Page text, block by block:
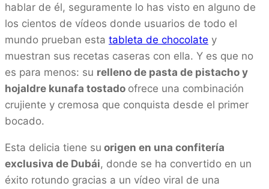
hablar de él, seguramente lo has visto en alguno de
los cientos de vídeos donde usuarios de todo el
mundo prueban esta tableta de chocolate y
muestran sus recetas caseras con ella. Y es que no
es para menos: su relleno de pasta de pistacho y
hojaldre kunafa tostado ofrece una combinación
crujiente y cremosa que conquista desde el primer
bocado.
Esta delicia tiene su origen en una confitería
exclusiva de Dubái, donde se ha convertido en un
éxito rotundo gracias a un vídeo viral de una